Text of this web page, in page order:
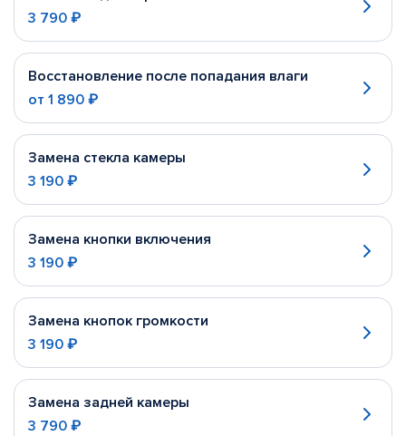
3 790 ₽
Восстановление после попадания влаги
от 1 890 ₽
Замена стекла камеры
3 190 ₽
Замена кнопки включения
3 190 ₽
Замена кнопок громкости
3 190 ₽
Замена задней камеры
3 790 ₽